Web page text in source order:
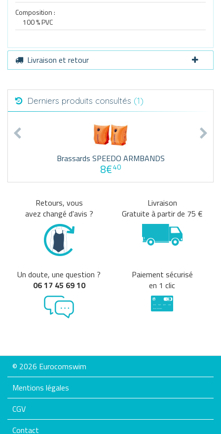
Composition :
100 % PVC
Livraison et retour
Derniers produits consultés (1)
Brassards SPEEDO ARMBANDS
8€40
Retours, vous
avez changé d'avis ?
Livraison
Gratuite à partir de 75 €
Un doute, une question ?
06 17 45 69 10
Paiement sécurisé
en 1 clic
© 2026 Eurocomswim
Mentions légales
CGV
Contact